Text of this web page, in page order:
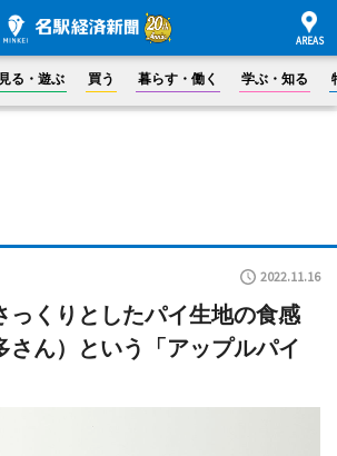
見る・遊ぶ 買う 暮らす・働く 学ぶ・知る
2022.11.16
っくりとしたパイ生地の食感
さん）という「アップルパイ